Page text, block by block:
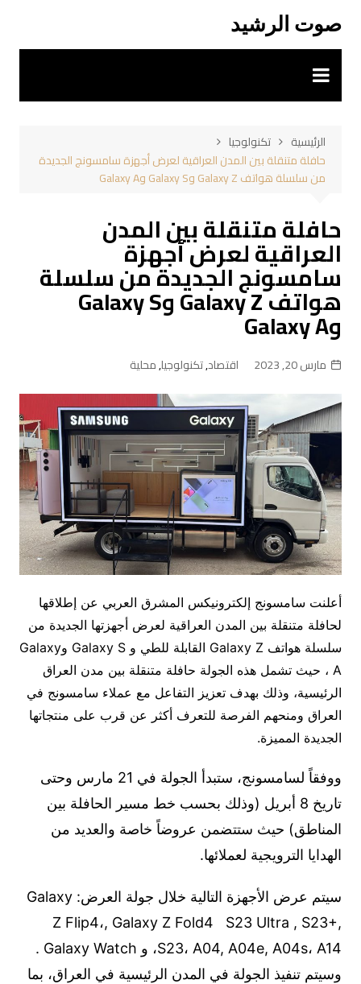
المحتوى
صوت الرشيد
الرئيسية
تكنولوجيا
حافلة متنقلة بين المدن العراقية لعرض أجهزة سامسونج الجديدة
من سلسلة هواتف Galaxy Z وGalaxy S وGalaxy A
حافلة متنقلة بين المدن
العراقية لعرض أجهزة
سامسونج الجديدة من سلسلة
هواتف Galaxy Z وGalaxy S
وGalaxy A
مارس 20, 2023 اقتصاد,تكنولوجيا,محلية
أعلنت سامسونج إلكترونيكس المشرق العربي عن إطلاقها
لحافلة متنقلة بين المدن العراقية لعرض أجهزتها الجديدة من
سلسلة هواتف Galaxy Z القابلة للطي و Galaxy S وGalaxy
A ، حيث تشمل هذه الجولة حافلة متنقلة بين مدن العراق
الرئيسية، وذلك بهدف تعزيز التفاعل مع عملاء سامسونج في
العراق ومنحهم الفرصة للتعرف أكثر عن قرب على منتجاتها
الجديدة المميزة.
ووفقاً لسامسونج، ستبدأ الجولة في 21 مارس وحتى
تاريخ 8 أبريل (وذلك بحسب خط مسير الحافلة بين
المناطق) حيث ستتضمن عروضاً خاصة والعديد من
الهدايا الترويجية لعملائها.
سيتم عرض الأجهزة التالية خلال جولة العرض: Galaxy
Z Flip4،, Galaxy Z Fold4 S23 Ultra , S23+,
S23، A04, A04e, A04s، A14، و Galaxy Watch .
وسيتم تنفيذ الجولة في المدن الرئيسية في العراق، بما